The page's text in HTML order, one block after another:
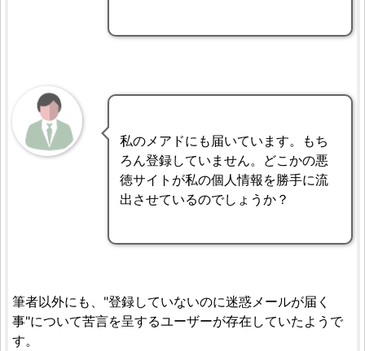
私のメアドにも届いています。もち
ろん登録していません。どこかの悪
徳サイトが私の個人情報を勝手に流
出させているのでしょうか？
筆者以外にも、"登録していないのに迷惑メールが届く
事"について苦言を呈するユーザーが存在していたようで
す。